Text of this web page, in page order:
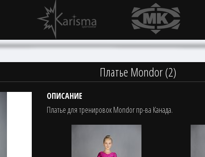
Платье Mondor (2)
ОПИСАНИЕ
Платье для тренировок Mondor пр-ва Канада.